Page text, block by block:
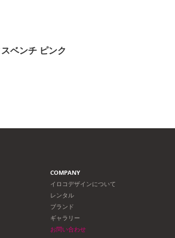
ベンチ ピンク
COMPANY
イロコデザインについて
レンタル
ブランド
ギャラリー
お問い合わせ